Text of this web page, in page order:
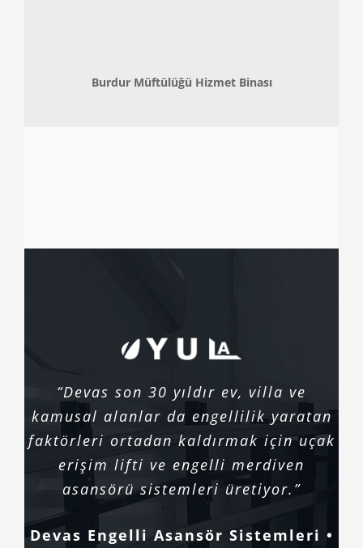
Burdur Müftülüğü Hizmet Binası
“Devas son 30 yıldır ev, villa ve
kamusal alanlar da engellilik yaratan
faktörleri ortadan kaldırmak için uçak
erişim lifti ve engelli merdiven
asansörü sistemleri üretiyor.”
Devas Engelli Asansör Sistemleri •